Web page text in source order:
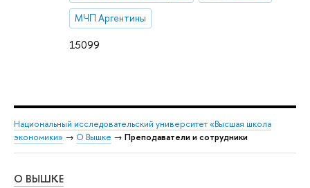
15099
МЧП Аргентины
Национальный исследовательский университет «Высшая школа
экономики» → О Вышке → Преподаватели и сотрудники
О ВЫШКЕ